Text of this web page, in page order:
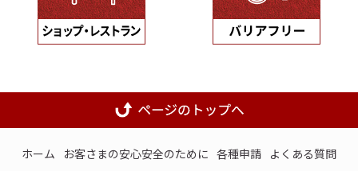
ホーム お客さまの安心安全のために 各種申請 よくある質問